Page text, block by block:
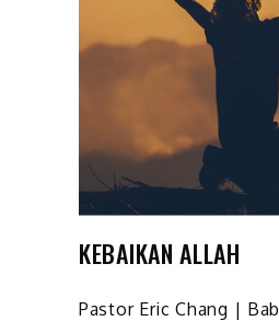
KEBAIKAN ALLAH
Pastor Eric Chang |